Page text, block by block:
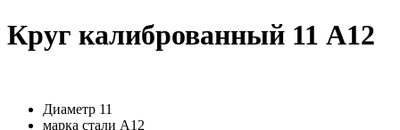
Круг калиброванный 11 А12
Диаметр 11
марка стали А12